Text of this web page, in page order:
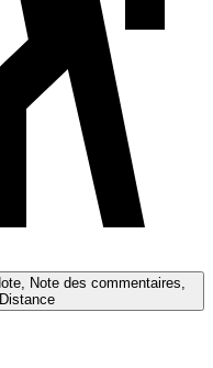
Note des commentaires,